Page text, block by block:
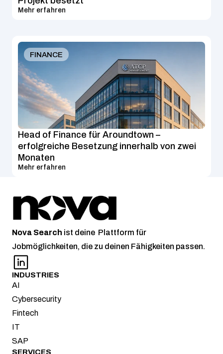
Mehr erfahren
FINANCE
Head of Finance für Aroundtown –
erfolgreiche Besetzung innerhalb von zwei
Monaten
Mehr erfahren
NovaSearch ist deine  Plattform für
Jobmöglichkeiten, die zu deinen Fähigkeiten passen.
INDUSTRIES
AI
Cybersecurity
Fintech
IT
SAP